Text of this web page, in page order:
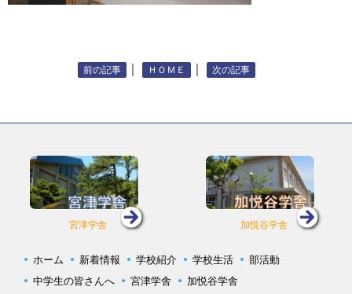
前の記事 ＨＯＭＥ 次の記事
宮津学舎 加悦谷学舎
ホーム 新着情報 学校紹介 学校生活
部活動
中学生の皆さんへ
宮津学舎 加悦谷学舎